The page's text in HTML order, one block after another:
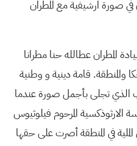
في صورة ارشيفية مع المطران
المطران عطالله حنا مطرانا
والمنطقة. قامة دينية و وطنية
الذي تجلى بأجمل صورة عندما
الارثوذكسية المرحوم فيلوثيوس
في المنطقة أصرت على حقها